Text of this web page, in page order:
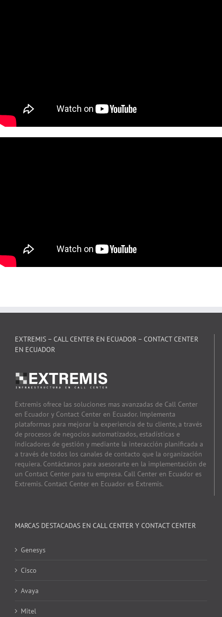
EXTREMIS – CALL CENTER EN ECUADOR – CONTACT CENTER
EN ECUADOR
Extremis ofrece las soluciones mas avanzadas de Call Center
en Ecuador y Contact Center en Ecuador. Implementa
plataformas para mejorar la experiencia de tu cliente, a través
de procesos de negocios automatizados, estadísticas e
indicadores de gestión y mediante la interacción planificada a
a través de todos los canales de contacto que la organización
requiera. Contáctanos para asesorarte en la implementación de
un Contact Center para tu empresa. Call Center en Ecuador es
Extremis. Contact Center en Ecuador es Extremis.
MARCAS DESTACADAS EN CALL CENTER Y CONTACT CENTER
Genesys
Cisco
Avaya
Mitel